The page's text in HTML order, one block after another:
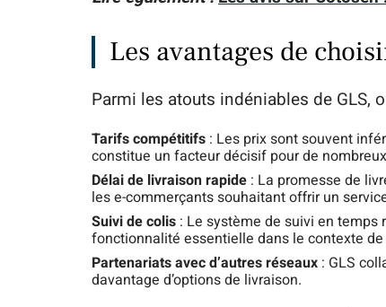
Les avantages de
Parmi les atouts indéniables de GLS,
Tarifs compétitifs : Les prix sont souvent
constitue un facteur décisif pour de
Délai de livraison rapide : La promesse de
les e-commerçants souhaitant offrir un
Suivi de colis : Le système de suivi en temps
fonctionnalité essentielle dans le contexte de
Partenariats avec d’autres réseaux : GLS
davantage d’options de livraison.